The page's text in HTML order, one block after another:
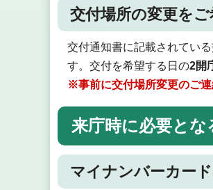
交付場所の変更を
交付通知書に記載されてい
す。交付を希望する日の2開
※事前に交付場所変更のご連
来庁時に必要とな
マイナンバーカー